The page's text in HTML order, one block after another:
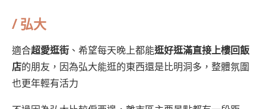
/ 弘大
適合超愛逛街 、希望每天晚上都能逛好逛滿直接上樓回飯
店的朋友，因為弘大能逛的東西還是比明洞多，整體氛圍
也更年輕有活力